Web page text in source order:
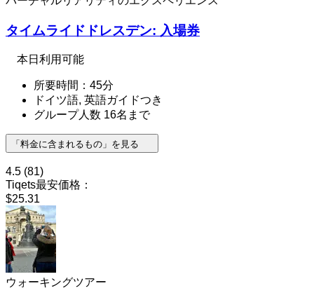
タイムライドドレスデン: 入場券
本日利用可能
所要時間：45分
ドイツ語, 英語ガイドつき
グループ人数 16名まで
「料金に含まれるもの」を見る
4.5 (81)
Tiqets最安価格：
$25.31
ウォーキングツアー